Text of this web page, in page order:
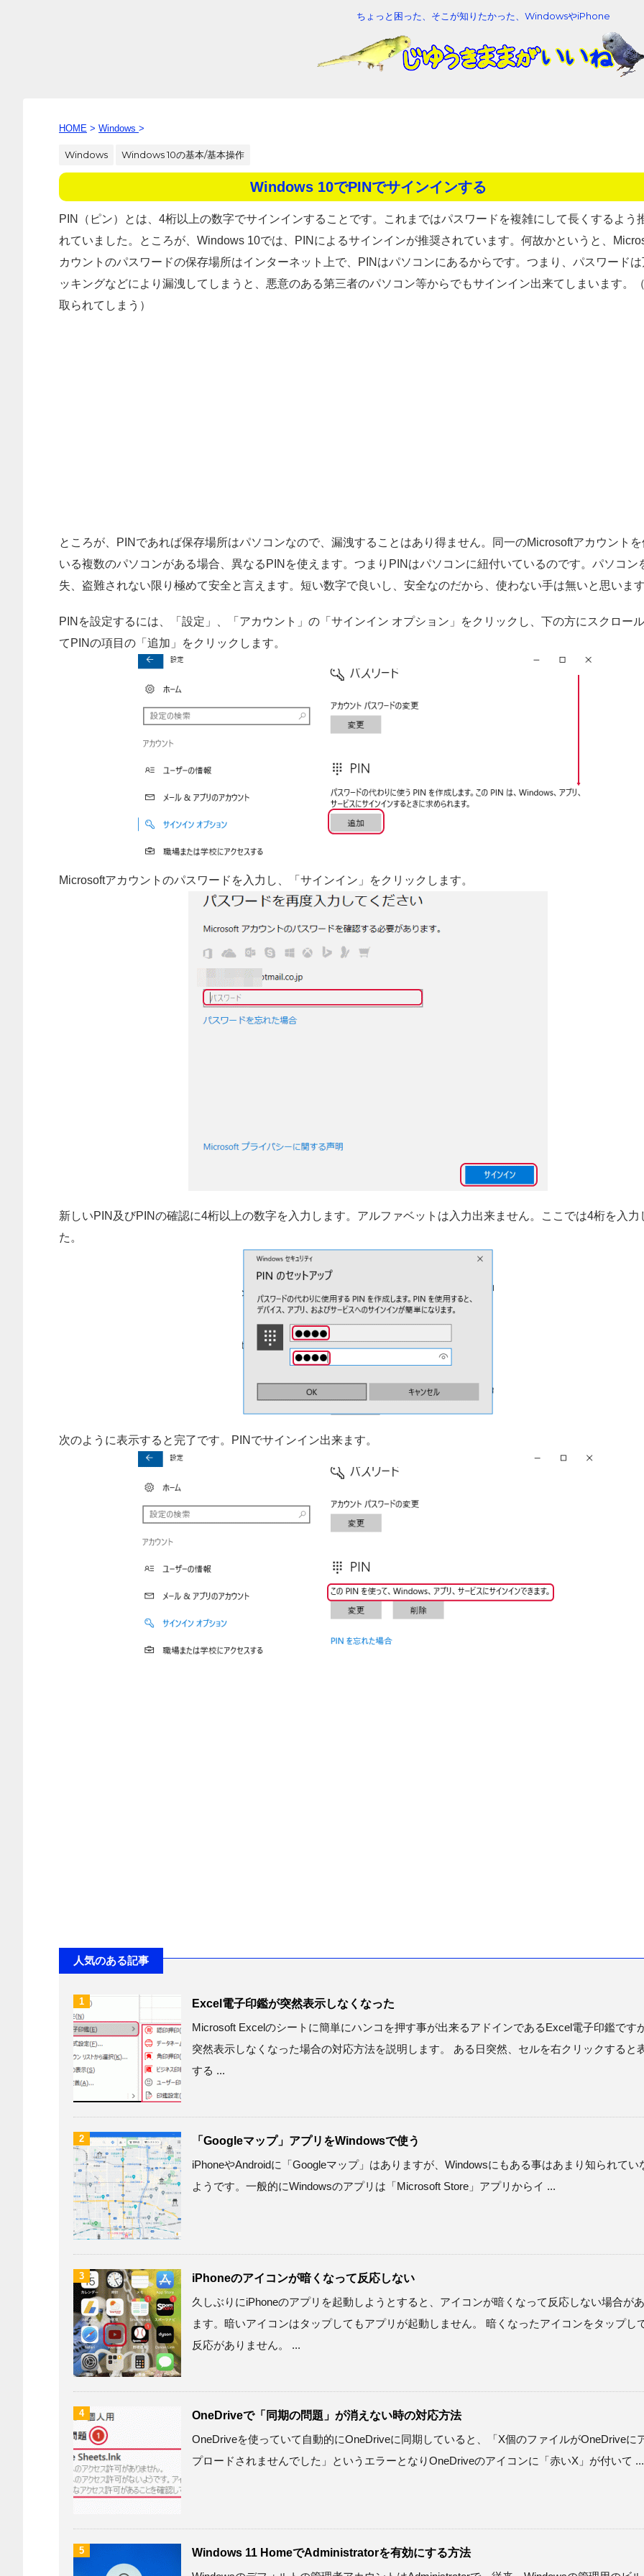
ちょっと困った、そこが知りたかった、WindowsやiPhone
HOME > Windows >
Windows Windows 10の基本/基本操作
Windows 10でPINでサインインする
PIN（ピン）とは、4桁以上の数字でサインインすることです。これまではパスワードを複雑にして長くするよう
れていました。ところが、Windows 10では、PINによるサインインが推奨されています。何故かというと、
カウントのパスワードの保存場所はインターネット上で、PINはパソコンにあるからです。つまり、パスワード
ッキングなどにより漏洩してしまうと、悪意のある第三者のパソコン等からでもサインイン出来てしまいます。
取られてしまう）
ところが、PINであれば保存場所はパソコンなので、漏洩することはあり得ません。同一のMicrosoftアカウント
いる複数のパソコンがある場合、異なるPINを使えます。つまりPINはパソコンに紐付いているのです。パソコン
失、盗難されない限り極めて安全と言えます。短い数字で良いし、安全なのだから、使わない手は無いと思いま
PINを設定するには、「設定」、「アカウント」の「サインイン オプション」をクリックし、下の方にスクロー
てPINの項目の「追加」をクリックします。
Microsoftアカウントのパスワードを入力し、「サインイン」をクリックします。
新しいPIN及びPINの確認に4桁以上の数字を入力します。アルファベットは入力出来ません。ここでは4桁を入力
た。
次のように表示すると完了です。PINでサインイン出来ます。
人気のある記事
1
Excel電子印鑑が突然表示しなくなった
Microsoft Excelのシートに簡単にハンコを押す事が出来るアドインであるExcel電子印鑑です
突然表示しなくなった場合の対応方法を説明します。 ある日突然、セルを右クリックすると
する ...
2
「Googleマップ」アプリをWindowsで使う
iPhoneやAndroidに「Googleマップ」はありますが、Windowsにもある事はあまり知られてい
ようです。一般的にWindowsのアプリは「Microsoft Store」アプリからイ ...
3
iPhoneのアイコンが暗くなって反応しない
久しぶりにiPhoneのアプリを起動しようとすると、アイコンが暗くなって反応しない場合が
ます。暗いアイコンはタップしてもアプリが起動しません。 暗くなったアイコンをタップし
反応がありません。 ...
4
OneDriveで「同期の問題」が消えない時の対応方法
OneDriveを使っていて自動的にOneDriveに同期していると、「X個のファイルがOneDriveに
プロードされませんでした」というエラーとなりOneDriveのアイコンに「赤いX」が付いて ...
5
Windows 11 HomeでAdministratorを有効にする方法